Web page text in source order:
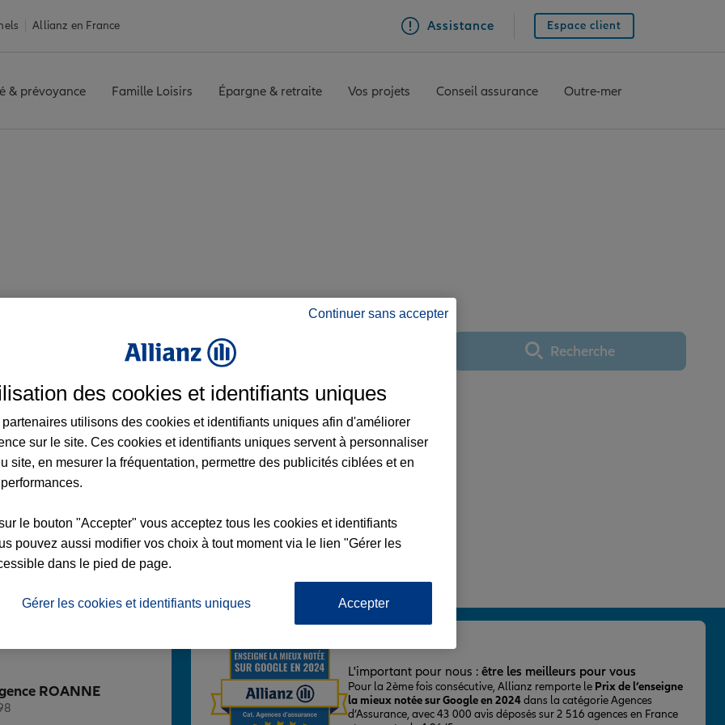
Allianz en France Assistance Espace client
& prévoyance Famille Loisirs Épargne & retraite Vos projets Conseil assurance Outre-mer
Utiliser ma positionRecherche
ROANNE
L'important pour nous : être les meilleurs pour vous
Pour la 2ème fois consécutive, Allianz remporte le Prix de l’enseigne
la mieux notée sur Google en 2024dans la catégorie Agences
d’Assurance, avec 43 000 avis déposés sur 2 516 agences en France
Continuer sans accepter
des cookies et identifiants uniques
partenaires utilisons des cookies et identifiants uniques afin d'améliorer
sur le site. Ces cookies et identifiants uniques servent à personnaliser
site, en mesurer la fréquentation, permettre des publicités ciblées et en
le bouton "Accepter" vous acceptez tous les cookies et identifiants
pouvez aussi modifier vos choix à tout moment via le lien "Gérer les
dans le pied de page.
Gérer les cookies et identifiants uniques Accepter